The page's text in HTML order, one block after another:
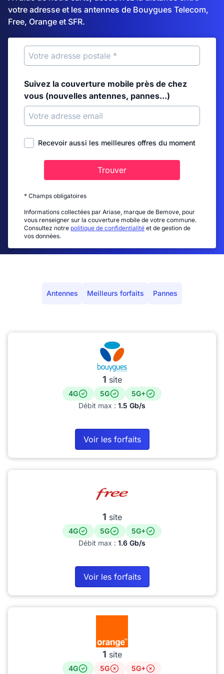
votre adresse et les antennes de Bouygues Telecom,
Free, Orange et SFR.
Suivez la couverture mobile près de chez
vous (nouvelles antennes, pannes...)
Recevoir aussi les meilleures offres du moment
Trouver
* Champs obligatoires
Informations collectées par Ariase, marque de Bemove, pour
vous renseigner sur la couverture mobile de votre commune.
Consultez notre politique de confidentialité et de gestion de
vos données.
Antennes Meilleurs forfaits Pannes
1 site
4G 5G
5G+
Débit max : 1.5 Gb/s
Voir les forfaits
1 site
4G 5G
5G+
Débit max : 1.6 Gb/s
Voir les forfaits
1 site
4G 5G 5G+